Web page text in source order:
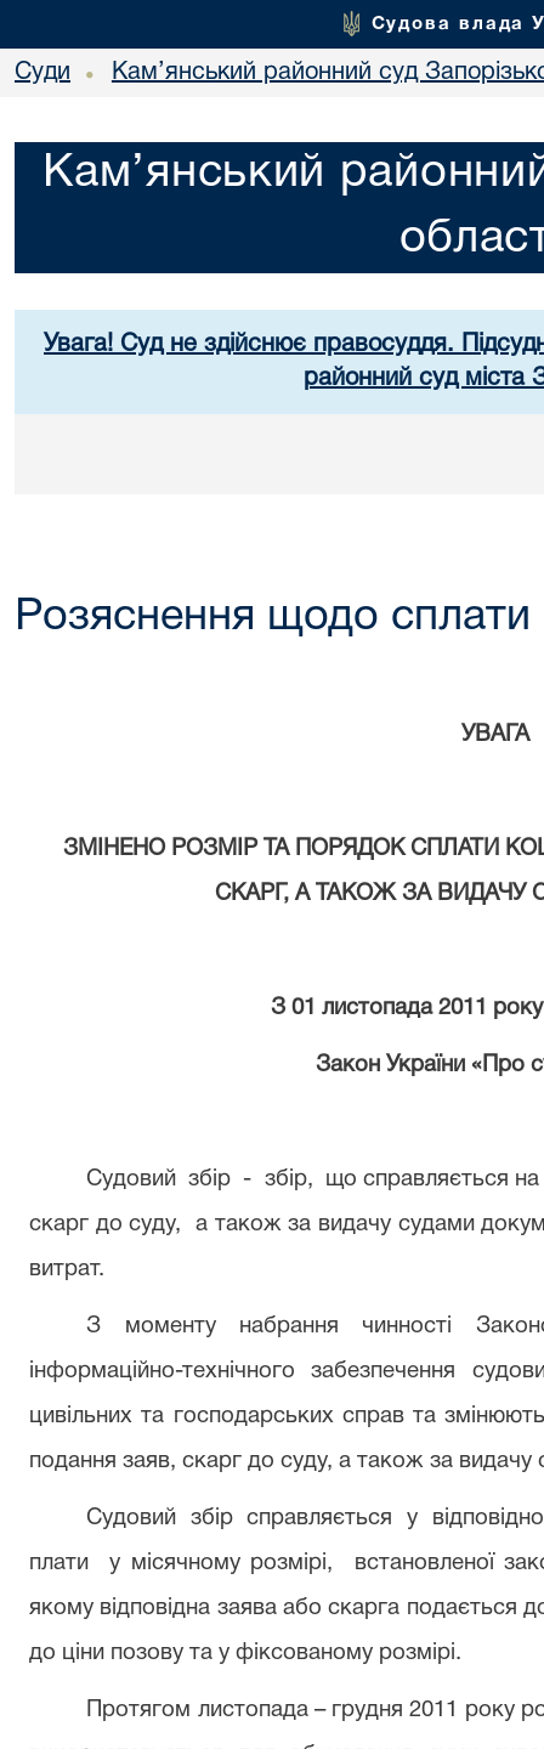
Судова влада
Суди • Кам’янський районний суд
Кам’янський
Увага! Суд не здійснює правосуддя.
районний суд міста
Розяснення щодо сплати
УВАГА
ЗМІНЕНО РОЗМІР ТА ПОРЯДОК СПЛАТИ
СКАРГ, А ТАКОЖ ЗА ВИДАЧУ
З 01 листопада 2011
Закон України «Про
Судовий збір - збір, що справляється на
скарг до суду, а також за видачу судами
витрат.
З моменту набрання чинності
інформаційно-технічного забезпечення
цивільних та господарських справ та
подання заяв, скарг до суду, а також за видачу
Судовий збір справляється у
плати у місячному розмірі, встановленої
якому відповідна заява або скарга подається
до ціни позову та у фіксованому розмірі.
Протягом листопада – грудня 2011 року